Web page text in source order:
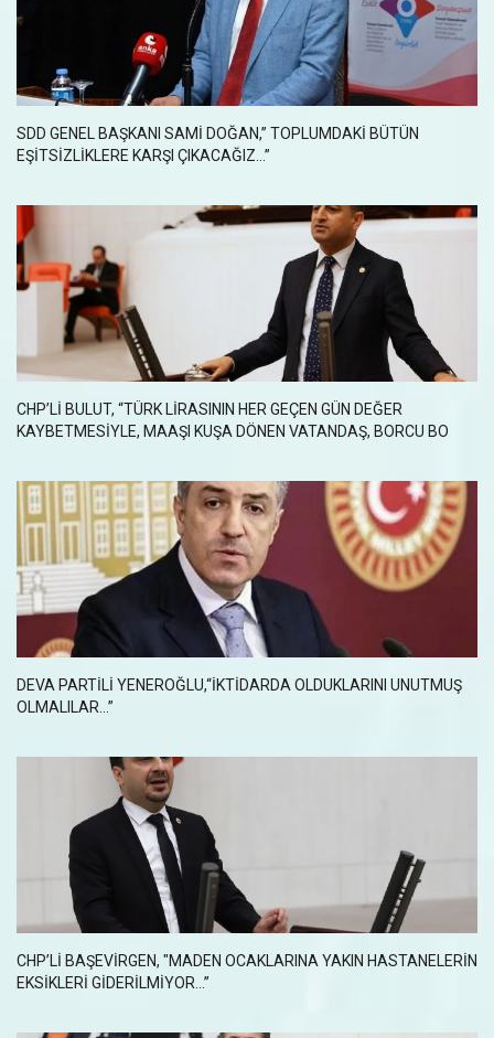
SDD GENEL BAŞKANI SAMI DOĞAN,” TOPLUMDAKI BÜTÜN
EŞITSIZLIKLERE KARŞI ÇIKACAĞIZ…”
CHP’LI BULUT, “TÜRK LIRASININ HER GEÇEN GÜN DEĞER
KAYBETMESIYLE, MAAŞI KUŞA DÖNEN VATANDAŞ, BORCU BO
DEVA PARTILI YENEROĞLU,“İKTIDARDA OLDUKLARINI UNUTMUŞ
OLMALILAR…”
CHP’LI BAŞEVIRGEN, "MADEN OCAKLARINA YAKIN HASTANELERIN
EKSIKLERI GIDERILMIYOR...”